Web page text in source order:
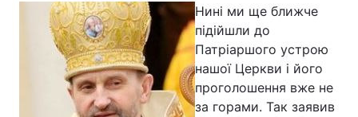
Нині ми ще ближче
підійшли до
Патріаршого устрою
нашої Церкви і його
проголошення вже не
за горами. Так заявив